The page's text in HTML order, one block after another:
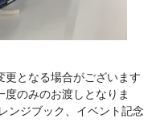
となる場合がございます
のみのお渡しとなりま
ンジブック、イベント記念